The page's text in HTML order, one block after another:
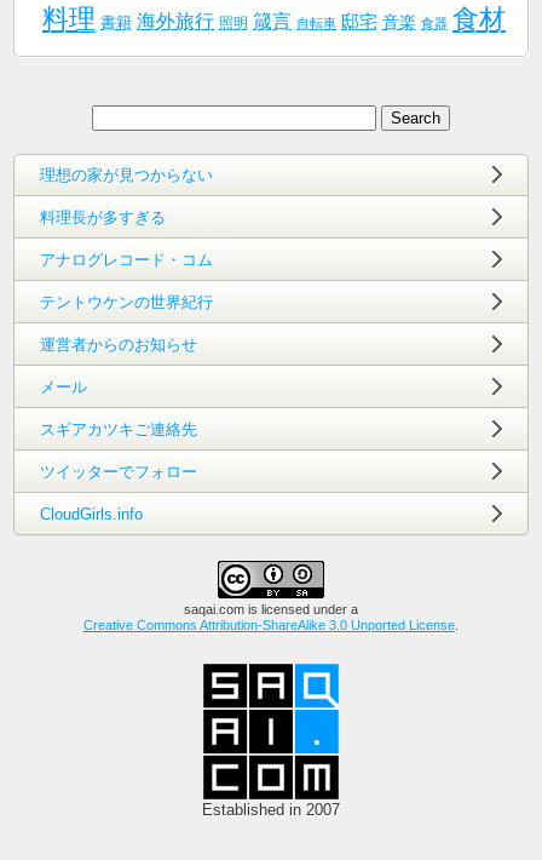
料理 書籍 海外旅行 照明 箴言 自転車 邸宅 音楽 食器 食材
理想の家が見つからない
料理長が多すぎる
アナログレコード・コム
テントウケンの世界紀行
運営者からのお知らせ
メール
スギアカツキご連絡先
ツイッターでフォロー
CloudGirls.info
saqai.com is licensed under a
Creative Commons Attribution-ShareAlike 3.0 Unported License
Established in 2007